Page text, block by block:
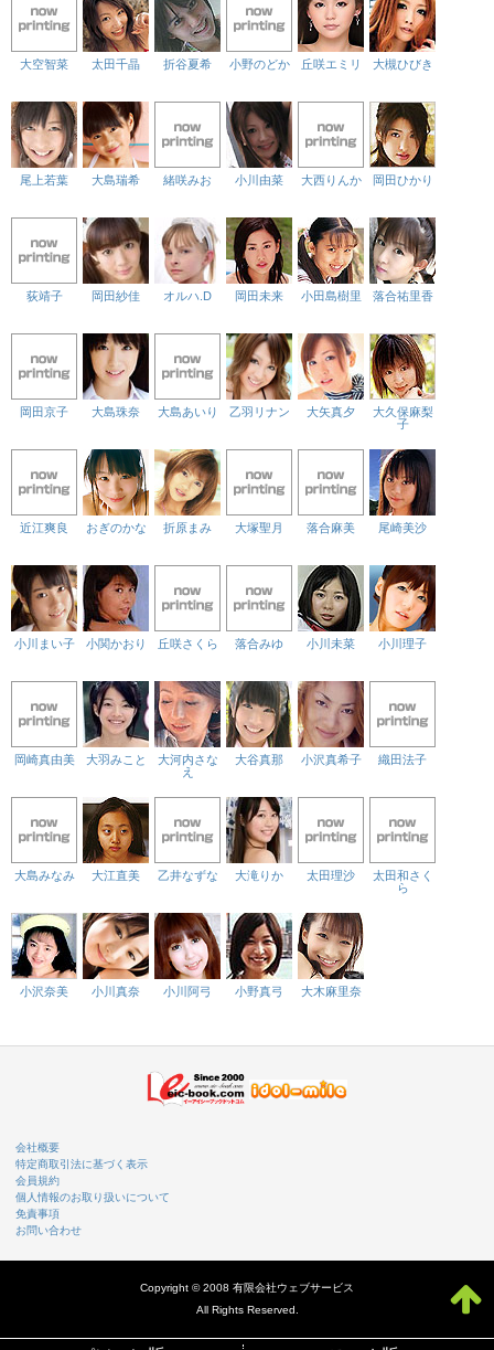
大空智菜 太田千晶 折谷夏希 小野のどか 丘咲エミリ 大槻ひびき
尾上若葉 大島瑞希 緒咲みお 小川由菜 大西りんか 岡田ひかり
荻靖子 岡田紗佳 オルハ.D 岡田未来 小田島樹里 落合祐里香
岡田京子 大島珠奈 大島あいり 乙羽リナン 大矢真夕
大久保麻梨
子
近江爽良 おぎのかな 折原まみ 大塚聖月 落合麻美 尾崎美沙
小川まい子 小関かおり 丘咲さくら 落合みゆ 小川未菜 小川理子
岡崎真由美 大羽みこと
大河内さな
え
大谷真那 小沢真希子 織田法子
大島みなみ 大江直美 乙井なずな 大滝りか 太田理沙
太田和さく
ら
小沢奈美 小川真奈 小川阿弓 小野真弓 大木麻里奈
会社概要
特定商取引法に基づく表示
会員規約
個人情報のお取り扱いについて
免責事項
お問い合わせ
Copyright © 2008 有限会社ウェブサービス
All Rights Reserved.